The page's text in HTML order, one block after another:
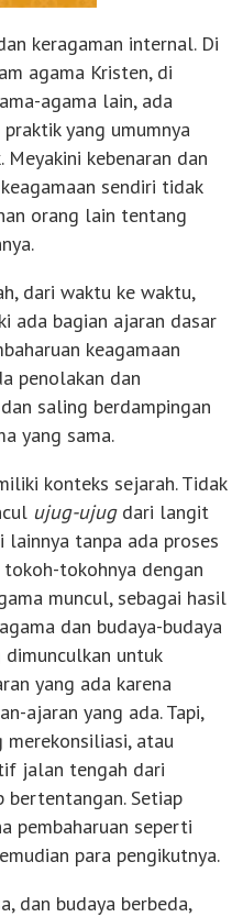
keragaman internal. Di
agama Kristen, di
agama lain, ada
yang umumnya
Meyakini kebenaran dan
sendiri tidak
orang lain tentang
dari waktu ke waktu,
ada bagian ajaran dasar
keagamaan
penolakan dan
saling berdampingan
yang sama.
konteks sejarah. Tidak
ujug-ujugdari langit
lainnya tanpa ada proses
tokohnya dengan
muncul, sebagai hasil
dan budaya-budaya
dimunculkan untuk
yang ada karena
ajaran yang ada. Tapi,
merekonsiliasi, atau
jalan tengah dari
bertentangan. Setiap
pembaharuan seperti
para pengikutnya.
dan budaya berbeda,